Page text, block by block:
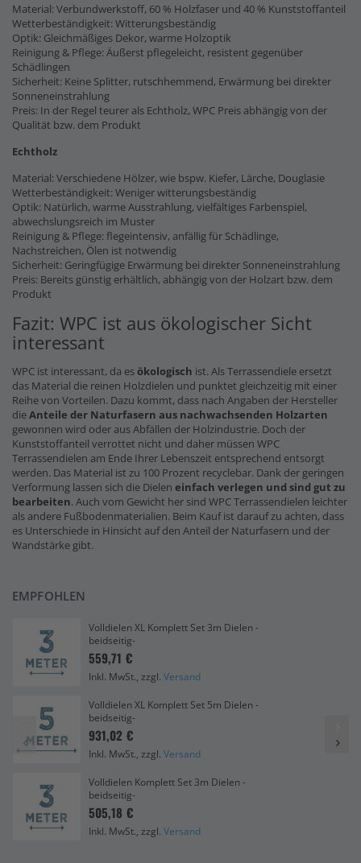
Material: Verbundwerkstoff, 60 % Holzfaser und 40 % Kunststoffanteil
Wetterbeständigkeit: Witterungsbeständig
Optik: Gleichmäßiges Dekor, warme Holzoptik
Reinigung & Pflege: Äußerst pflegeleicht, resistent gegenüber
Schädlingen
Sicherheit: Keine Splitter, rutschhemmend, Erwärmung bei direkter
Sonneneinstrahlung
Preis: In der Regel teurer als Echtholz, WPC Preis abhängig von der
Qualität bzw. dem Produkt
Echtholz
Material: Verschiedene Hölzer, wie bspw. Kiefer, Lärche, Douglasie
Wetterbeständigkeit: Weniger witterungsbeständig
Optik: Natürlich, warme Ausstrahlung, vielfältiges Farbenspiel,
abwechslungsreich im Muster
Reinigung & Pflege: flegeintensiv, anfällig für Schädlinge,
Nachstreichen, Ölen ist notwendig
Sicherheit: Geringfügige Erwärmung bei direkter Sonneneinstrahlung
Preis: Bereits günstig erhältlich, abhängig von der Holzart bzw. dem
Produkt
Fazit: WPC ist aus ökologischer Sicht
interessant
WPC ist interessant, da esökologisch ist. Als Terrassendiele ersetzt
das Material die reinen Holzdielen und punktet gleichzeitig mit einer
Reihe von Vorteilen. Dazu kommt, dass nach Angaben der Hersteller
dieAnteile der Naturfasern aus nachwachsenden Holzarten
gewonnen wird oder aus Abfällen der Holzindustrie. Doch der
Kunststoffanteil verrottet nicht und daher müssen WPC
Terrassendielen am Ende Ihrer Lebenszeit entsprechend entsorgt
werden. Das Material ist zu 100 Prozent recyclebar. Dank der geringen
Verformung lassen sich die Dielen einfach verlegen und sind gut zu
bearbeiten. Auch vom Gewicht her sind WPC Terrassendielen leichter
als andere Fußbodenmaterialien. Beim Kauf ist darauf zu achten, dass
es Unterschiede in Hinsicht auf den Anteil der Naturfasern und der
Wandstärke gibt.
EMPFOHLEN
Volldielen XL Komplett Set 3m Dielen -
beidseitig-
559,71 €
Inkl. MwSt., zzgl. Versand
Volldielen XL Komplett Set 5m Dielen -
beidseitig-
931,02 €
Inkl. MwSt., zzgl. Versand
Volldielen Komplett Set 3m Dielen -
beidseitig-
505,18 €
Inkl. MwSt., zzgl. Versand